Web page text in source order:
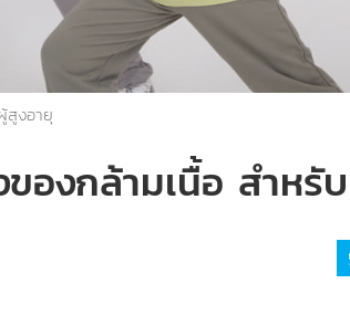
สูงอายุ
องกล้ามเนื้อ สำหรั